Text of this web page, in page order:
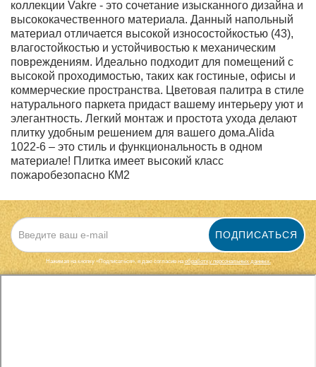
коллекции Vakre - это сочетание изысканного дизайна и
высококачественного материала. Данный напольный
материал отличается высокой износостойкостью (43),
влагостойкостью и устойчивостью к механическим
повреждениям. Идеально подходит для помещений с
высокой проходимостью, таких как гостиные, офисы и
коммерческие пространства. Цветовая палитра в стиле
натурального паркета придаст вашему интерьеру уют и
элегантность. Легкий монтаж и простота ухода делают
плитку удобным решением для вашего дома.Alida
1022-6 – это стиль и функциональность в одном
материале! Плитка имеет высокий класс
пожаробезопасно КМ2
ПОДПИСАТЬСЯ
Нажимая на кнопку «Подписаться», я даю cогласие на обработку персональных данных.